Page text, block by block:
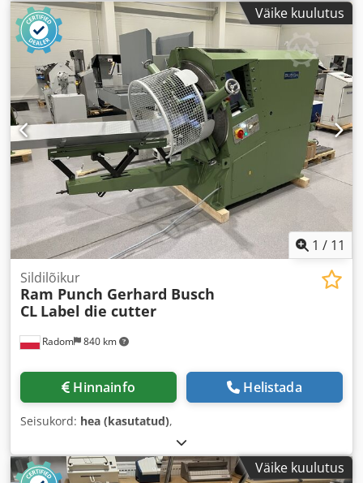
Väike kuulutus
1 / 11
Radom 840 km
Sildilõikur
Ram Punch Gerhard Busch
CL Label die cutter
Hinnainfo Helistada
Seisukord: hea (kasutatud),
Väike kuulutus